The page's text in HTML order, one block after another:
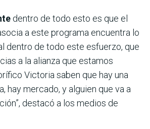
dentro de todo esto es que el
a este programa encuentra lo
dentro de todo este esfuerzo, que
a la alianza que estamos
Victoria saben que hay una
hay mercado, y alguien que va a
destacó a los medios de